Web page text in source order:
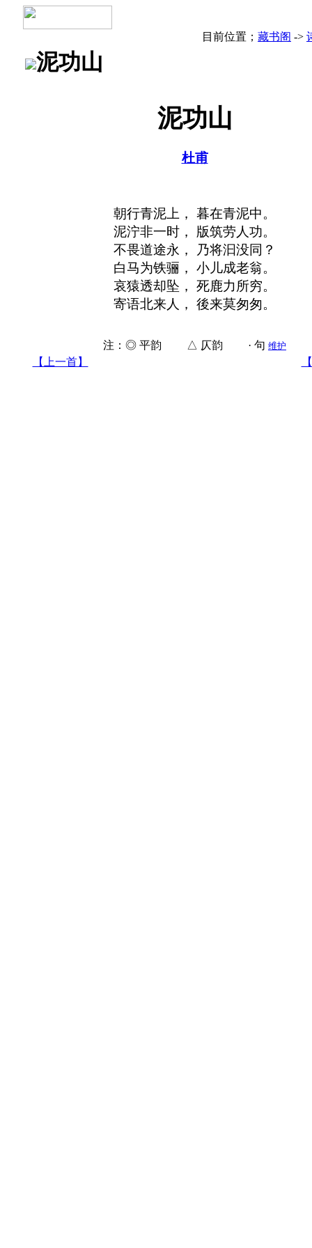
目前位置； 藏书阁 ->
泥功山
泥功山
杜甫
朝行青泥上， 暮在青泥中。
泥泞非一时， 版筑劳人功。
不畏道途永， 乃将汩没同？
白马为铁骊， 小儿成老翁。
哀猿透却坠， 死鹿力所穷。
寄语北来人， 後来莫匆匆。
注：◎ 平韵 △ 仄韵 · 句 维护
【上一首】